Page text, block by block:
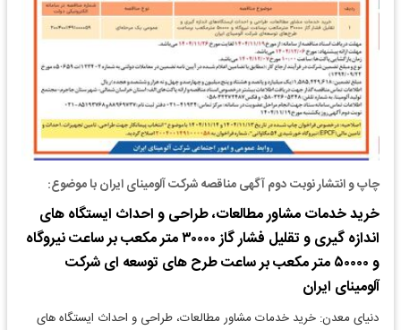
چاپ و انتشار نوبت دوم آگهی مناقصه شرکت آلومینای ایران با موضوع:
خرید خدمات مشاور مطالعات، طراحی و احداث ایستگاه های
اندازه گیری و تقلیل فشار گاز ۳۰۰۰۰ متر مکعب بر ساعت نیروگاه
و ۵۰۰۰۰ متر مکعب بر ساعت طرح های توسعه ای شرکت
آلومینای ایران
دنیای معدن: خرید خدمات مشاور مطالعات، طراحی و احداث ایستگاه های